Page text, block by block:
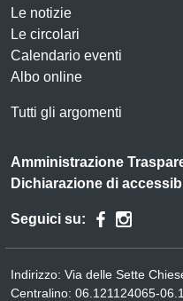
Le notizie
Le circolari
Calendario eventi
Albo online
Tutti gli argomenti
Amministrazione
Dichiarazione di
Seguici su:
Indirizzo: Via delle Sette
Centralino: 06.121124065-